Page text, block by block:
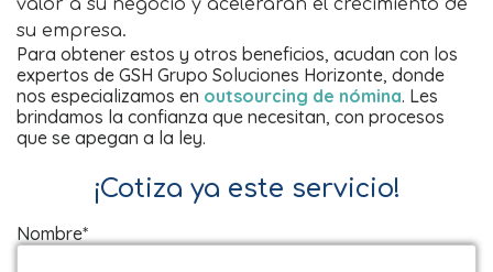
valor a su negocio y acelerarán el crecimiento de
su empresa.
Para obtener estos y otros beneficios, acudan con los
expertos de GSH Grupo Soluciones Horizonte, donde
nos especializamos en outsourcing de nómina. Les
brindamos la confianza que necesitan, con procesos
que se apegan a la ley.
¡Cotiza ya este servicio!
Nombre*